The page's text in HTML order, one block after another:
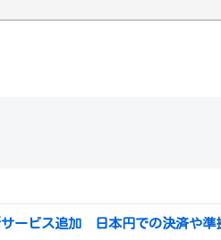
サービス追加 日本円での決済や準